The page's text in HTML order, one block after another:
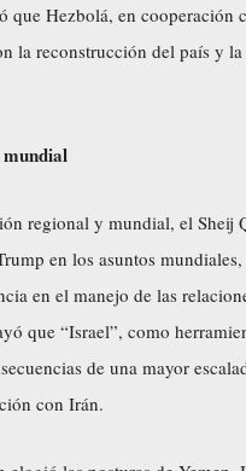
que Hezbolá, en cooperación
la reconstrucción del país y la
regional y mundial, el Sheij
en los asuntos mundiales,
en el manejo de las
que “Israel”, como
de una mayor
con Irán.